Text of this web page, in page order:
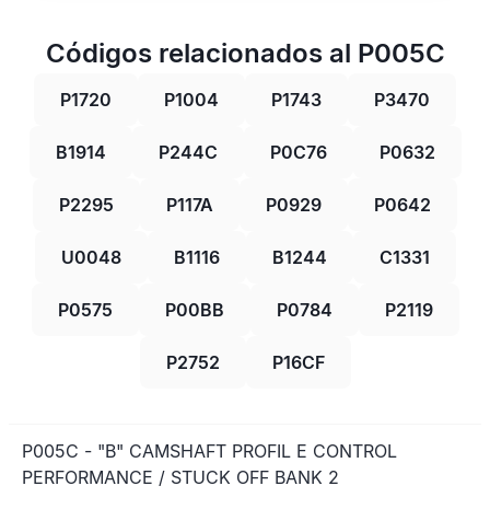
Códigos relacionados al P005C
P1720 P1004 P1743 P3470
B1914 P244C P0C76 P0632
P2295 P117A P0929 P0642
U0048 B1116 B1244 C1331
P0575 P00BB P0784 P2119
P2752 P16CF
P005C - "B" CAMSHAFT PROFIL E CONTROL
PERFORMANCE / STUCK OFF BANK 2